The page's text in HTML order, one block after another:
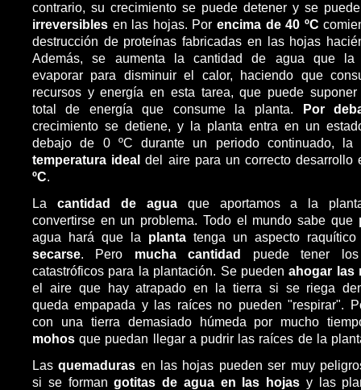
contrario, su crecimiento se puede detener y se
irreversibles en las hojas. Por encima de 40 ºC
destrucción de proteínas fabricadas en las hojas
Además, se aumenta la cantidad de agua que la
evaporar para disminuir el calor, haciendo que
recursos y energía en esta tarea, que puede
total de energía que consume la planta. Por
crecimiento se detiene, y la planta entra en un
debajo de 0 ºC durante un periodo continuado, la
temperatura ideal del aire para un correcto
ºC.
La cantidad de aguaque aportamos a la
convertirse en un problema. Todo el mundo sabe que
agua hará que la planta tenga un aspecto
secarse. Pero mucha cantidad puede tener los
catastróficos para la plantación. Se puedenahogar las
el aire que hay atrapado en la tierra si se riega
queda empapada y las raíces no pueden "respirar".
con una tierra demasiado húmeda por mucho
mohos que puedan llegar a pudrir las raíces de la
Lasquemaduras en las hojas pueden ser muy
si se formangotitas de agua en las hojas y las